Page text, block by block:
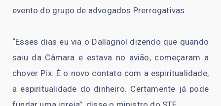
evento do grupo de advogados Prerrogativas.
“Esses dias eu via o Dallagnol dizendo que quando
saiu da Câmara e estava no avião, começaram a
chover Pix. É o novo contato com a espiritualidade,
a espiritualidade do dinheiro. Certamente já pode